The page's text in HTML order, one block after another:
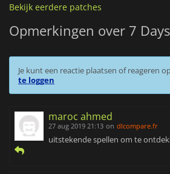
Bekijk eerdere patches
Opmerkingen over 7
Je kunt een reactie plaatsen of reageren
te loggen
maroc ahmed
27 aug 2019 21:13 on dlcompare.fr
uitstekende spellen om te